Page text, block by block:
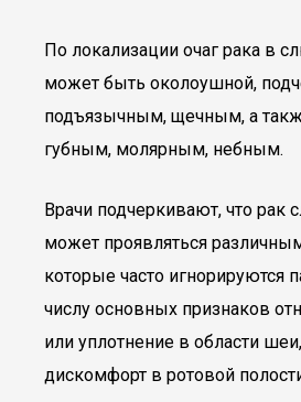
По локализации очаг рака в
может быть околоушной,
подъязычным, щечным, а
губным, молярным, небным.
Врачи подчеркивают, что
может проявляться
которые часто игнорируются
числу основных признаков
или уплотнение в области
дискомфорт в ротовой